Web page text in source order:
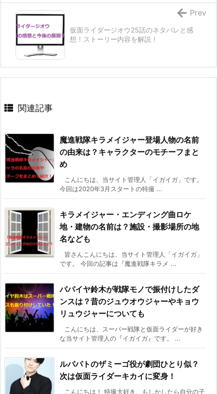
仮面ライダージオウ25話のネタバレと感
想！ストーリー内容を解説！
Prev
関連記事
魔進戦隊キラメイジャー登場人物の名前
の由来は？キャラクターのモチーフまと
め
こんにちは、当サイト管理人「イガイガ」です。
今回は2020年3月スタートの特撮 ...
キラメイジャー・エンディング曲ロケ
地・建物の名前は？施設・撮影場所の地
名なども
皆さんこんにちは、当サイト管理人「イガイガ」
です。 今回の記事は『魔進戦隊キラメ ...
パパイヤ鈴木が戦隊モノで振付けしたダ
ンスは？昔のジュウオウジャーやキョウ
リュウジャーについても
こんにちは、スーパー戦隊と仮面ライダーが好き
な当サイト管理人の『イガイガ』です。 ...
ルパパトのザミーゴ役が劇団ひとり似？
次は仮面ライダーキカイに変身！
こんにちは！ 特撮大好き、もしかしたら自分の子